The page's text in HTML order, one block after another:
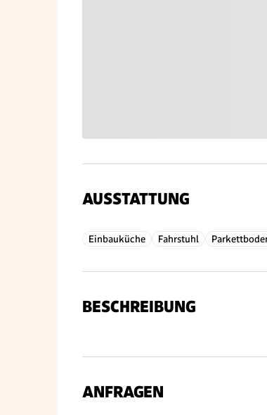
AUSSTATTUNG
Einbauküche Fahrstuhl
BESCHREIBUNG
ANFRAGEN